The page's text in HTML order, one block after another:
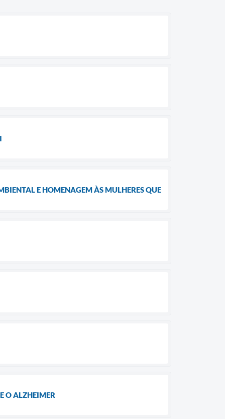
E HOMENAGEM ÀS MULHERES QUE
O ALZHEIMER